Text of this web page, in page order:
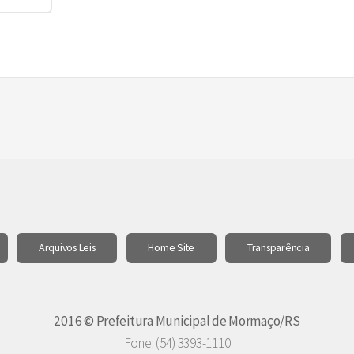
Arquivos Leis Home Site Transparência
2016 © Prefeitura Municipal de Mormaço/RS
Fone: (54) 3393-1110